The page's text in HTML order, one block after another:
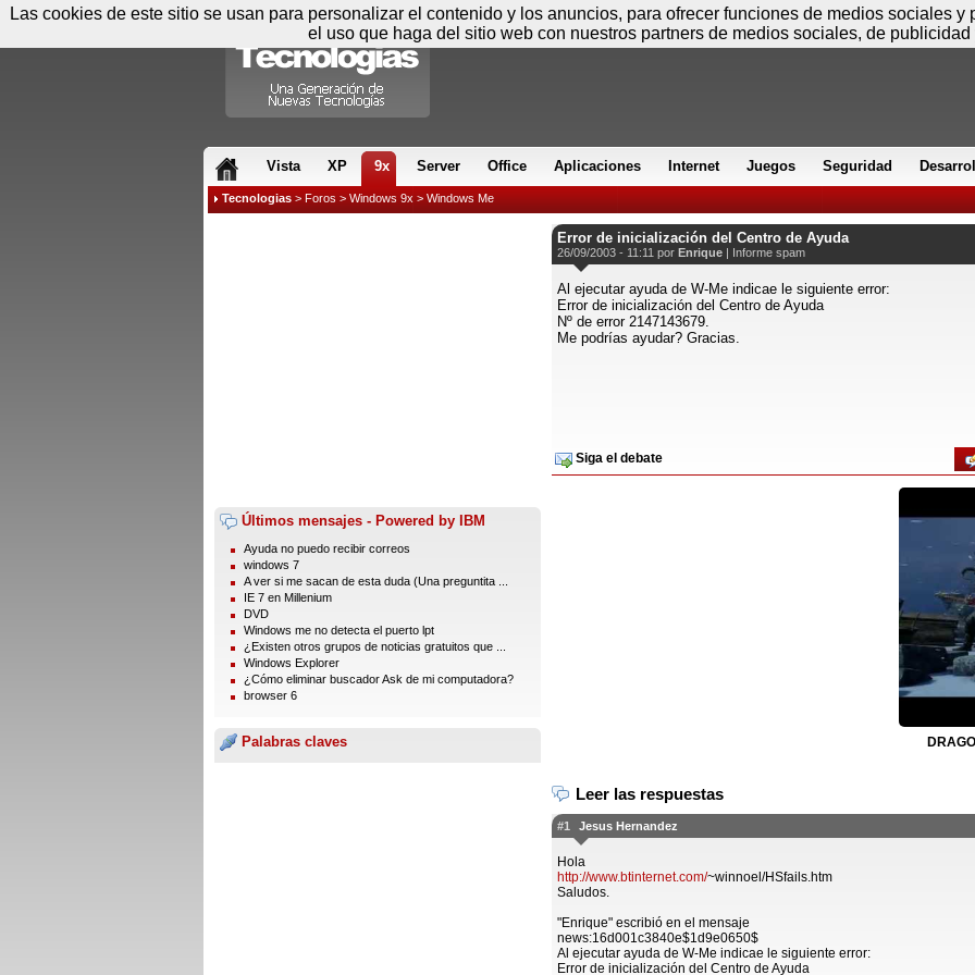
Vista XP 9x Server Office Aplicaciones Internet Juegos Seguridad
Tecnologias > Foros > Windows 9x > Windows Me
Últimos mensajes - Powered by IBM
Ayuda no puedo recibir correos
windows 7
A ver si me sacan de esta duda (Una preguntita ...
IE 7 en Millenium
DVD
Windows me no detecta el puerto lpt
¿Existen otros grupos de noticias gratuitos que ...
Windows Explorer
¿Cómo eliminar buscador Ask de mi computadora?
browser 6
Palabras claves
Error de inicialización del Centro de Ayuda
26/09/2003 - 11:11 por Enrique | Informe spam
Al ejecutar ayuda de W-Me indicae le siguiente error:
Error de inicialización del Centro de Ayuda
Nº de error 2147143679.
Me podrías ayudar? Gracias.
Siga el debate
Leer las respuestas
#1 Jesus Hernandez
Hola
http://www.btinternet.com/~winnoel/HSfails.htm
Saludos.
"Enrique" escribió en el mensaje
news:16d001c3840e$1d9e0650$
Al ejecutar ayuda de W-Me indicae le siguiente error:
Error de inicialización del Centro de Ayuda
Las cookies de este sitio se usan para personalizar el contenido y los anuncios, para ofrecer funciones de medios sociales
el uso que haga del sitio web con nuestros partners de medios sociales, de